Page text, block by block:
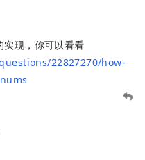
现，你可以看看
22827270/how-